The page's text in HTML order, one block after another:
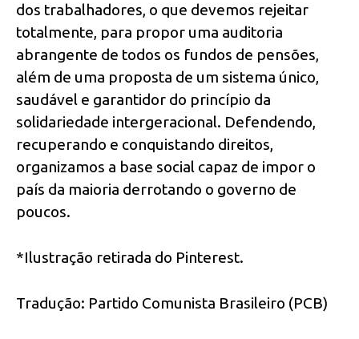
dos trabalhadores, o que devemos rejeitar
totalmente, para propor uma auditoria
abrangente de todos os fundos de pensões,
além de uma proposta de um sistema único,
saudável e garantidor do princípio da
solidariedade intergeracional. Defendendo,
recuperando e conquistando direitos,
organizamos a base social capaz de impor o
país da maioria derrotando o governo de
poucos.
*Ilustração retirada do Pinterest.
Tradução: Partido Comunista Brasileiro (PCB)